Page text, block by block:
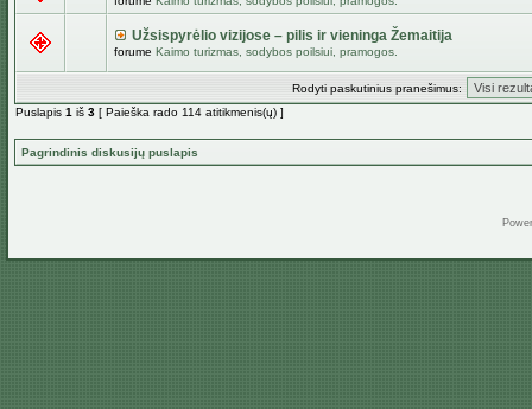
Užsispyrėlio vizijose – pilis ir vieninga Žemaitija
forume Kaimo turizmas, sodybos poilsiui, pramogos.
Rodyti paskutinius pranešimus:
Puslapis 1 iš 3 [ Paieška rado 114 atitikmenis(ų) ]
Pagrindinis diskusijų puslapis